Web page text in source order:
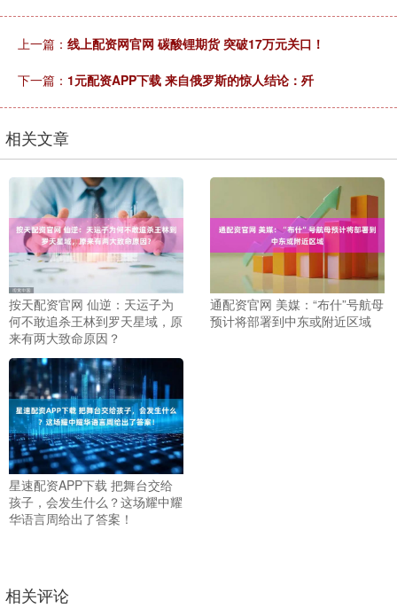
上一篇： 线上配资网官网 碳酸锂期货 突破17万元关口！
下一篇： 1元配资APP下载 来自俄罗斯的惊人结论：歼
相关文章
按天配资官网 仙逆：天运子为
何不敢追杀王林到罗天星域，原
来有两大致命原因？
通配资官网 美媒：“布什”号航母
预计将部署到中东或附近区域
星速配资APP下载 把舞台交给
孩子，会发生什么？这场耀中耀
华语言周给出了答案！
相关评论